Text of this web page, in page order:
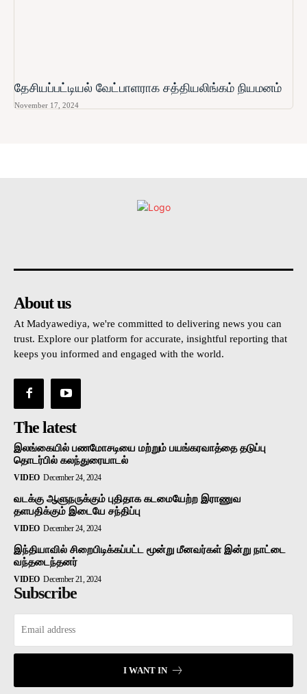
தேசியப்பட்டியல் வேட்பாளராக சத்தியலிங்கம் நியமனம்
November 17, 2024
About us
At Madyawediya, we're committed to delivering news you can
trust. Explore our platform for accurate, insightful reporting that
keeps you informed and engaged with the world.
The latest
இலங்கையில் பணமோசடியை மற்றும் பயங்கரவாத்தை தடுப்பு
தொடர்பில் கலந்துரையாடல்
VIDEO December 24, 2024
வடக்கு ஆளுநருக்கும் புதிதாக கடமையேற்ற இராணுவ
தளபதிக்கும் இடையே சந்திப்பு
VIDEO December 24, 2024
இந்தியாவில் சிறைபிடிக்கப்பட்ட மூன்று மீனவர்கள் இன்று நாட்டை
வந்தடைந்தனர்
VIDEO December 21, 2024
Subscribe
I WANT IN